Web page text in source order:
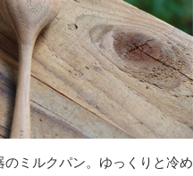
ミルクパン。ゆっくりと冷め